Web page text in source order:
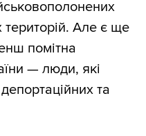
Але є ще
помітна
— люди, які
та